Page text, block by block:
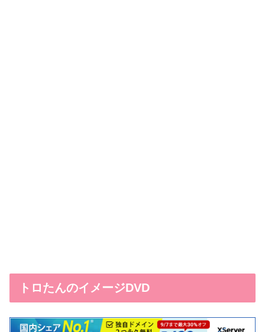
トロたんのイメージDVD